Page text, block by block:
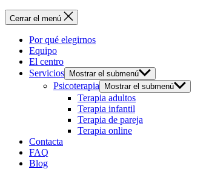
Cerrar el menú
Por qué elegirnos
Equipo
El centro
Servicios
Mostrar el submenú
Psicoterapia Mostrar el submenú
Terapia adultos
Terapia infantil
Terapia de pareja
Terapia online
Contacta
FAQ
Blog